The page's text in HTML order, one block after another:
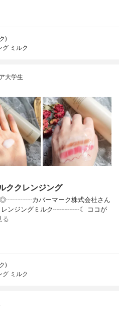
)
グ ミルク
大学生
ククレンジング
◎┈┈┈┈カバーマーク株式会社さん
レンジングミルク┈┈┈┈☾ ココが
る
)
グ ミルク